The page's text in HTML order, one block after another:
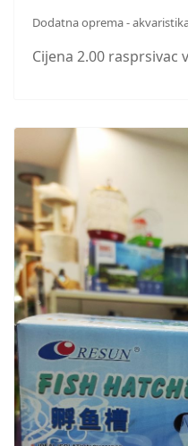
Dodatna oprema -
Cijena 2.00 rasprsivac